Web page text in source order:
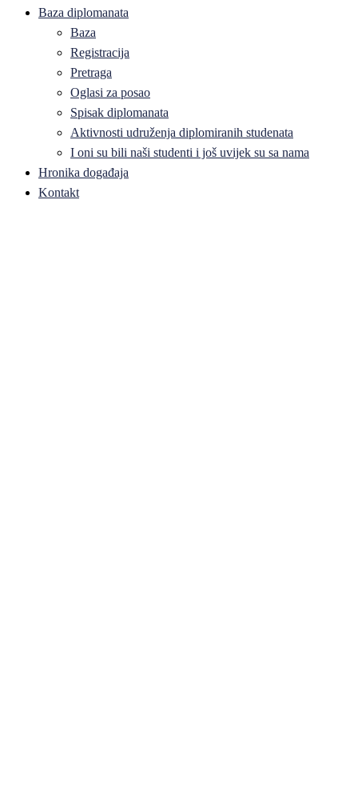
Baza diplomanata
Baza
Registracija
Pretraga
Oglasi za posao
Spisak diplomanata
Aktivnosti udruženja diplomiranih studenata
I oni su bili naši studenti i još uvijek su sa nama
Hronika događaja
Kontakt